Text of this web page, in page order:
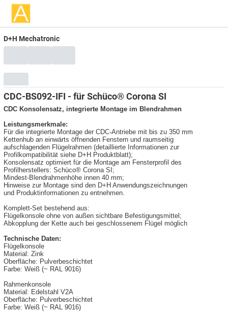
D+H Mechatronic
CDC-BS092-IFI - für Schüco® Corona SI
CDC Konsolensatz, integrierte Montage im Blendrahmen
Leistungsmerkmale:
Für die integrierte Montage der CDC-Antriebe mit bis zu 350 mm
Kettenhub an einwärts öffnenden Fenstern und raumseitig
aufschlagenden Flügelrahmen (detaillierte Informationen zur
Profilkompatibilität siehe D+H Produktblatt);
Konsolensatz optimiert für die Montage am Fensterprofil des
Profilherstellers: Schüco® Corona SI;
Mindest-Blendrahmenhöhe innen 40 mm;
Hinweise zur Montage sind den D+H Anwendungszeichnungen
und Produktinformationen zu entnehmen.
Komplett-Set bestehend aus:
Flügelkonsole ohne von außen sichtbare Befestigungsmittel;
Abkopplung der Kette auch bei geschlossenem Flügel möglich
Technische Daten:
Flügelkonsole
Material: Zink
Oberfläche: Pulverbeschichtet
Farbe: Weiß (~ RAL 9016)
Rahmenkonsole
Material: Edelstahl V2A
Oberfläche: Pulverbeschichtet
Farbe: Weiß (~ RAL 9016)